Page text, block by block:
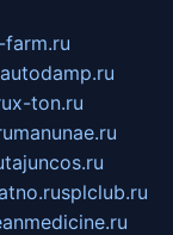
autodamp.ru
x-ton.ru
manunae.ru
tajuncos.ru
splclub.ru